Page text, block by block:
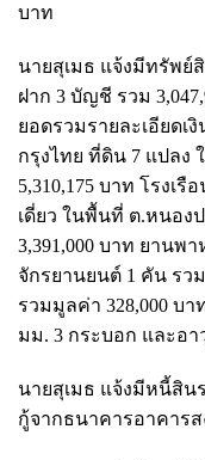
บาท
นายสุเมธ แจ้งมีทรัพย์สิ
ฝาก 3 บัญชี รวม
ยอดรวมรายละเอียดเ
กรุงไทย ที่ดิน 7 แปลง
5,310,175 บาท โรงเ
เดี่ยว ในพื้นที่ ต.หนอง
3,391,000 บาท ยาน
จักรยานยนต์ 1 คัน รว
รวมมูลค่า 328,000 บ
มม. 3 กระบอก และอ
นายสุเมธ แจ้งมีหนี้สินร
กู้จากธนาคารอาคารส